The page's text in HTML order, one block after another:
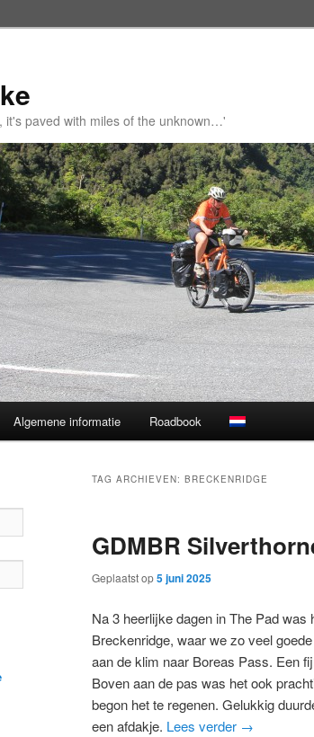
it's paved with miles of the unknown…'
Algemene informatie Roadbook
TAG ARCHIEVEN: BRECKENRIDGE
GDMBR
Geplaatst op5 juni 2025
Na 3 heerlijke dagen in The Pad
Breckenridge, waar we zo veel
aan de klim naar Boreas Pass. Een
Boven aan de pas was het ook
begon het te regenen. Gelukkig
een afdakje. Lees verder →